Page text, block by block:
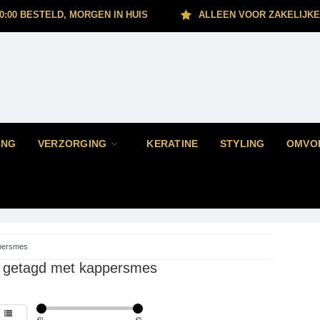
BESTELD, MORGEN IN HUIS ALLEEN VOOR
VERZORGING KERATINE STYLING
met kappersmes